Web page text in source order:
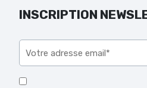
INSCRIPTION